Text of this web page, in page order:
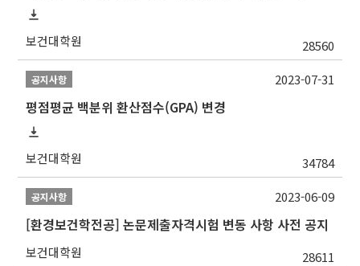
보건대학원 28560
공지사항
평점평균 백분위 환산점수(GPA) 변경
보건대학원 34784
2023-07-31
공지사항
[환경보건학전공] 논문제출자격시험 변동 사항 사전 공지
보건대학원 28611
2023-06-09